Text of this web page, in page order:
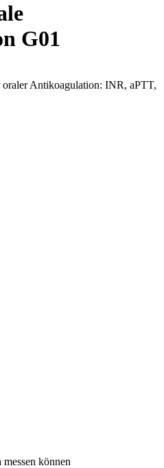
G01
Antikoagulation: INR, aPTT,
können